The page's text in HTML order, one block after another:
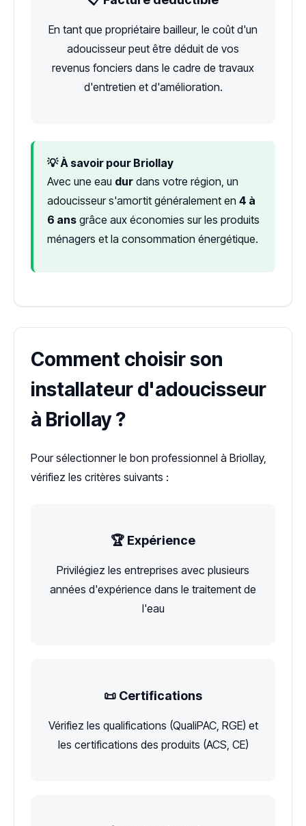
En tant que propriétaire bailleur, le coût d'un
adoucisseur peut être déduit de vos
revenus fonciers dans le cadre de travaux
d'entretien et d'amélioration.
💡 À savoir pour Briollay
Avec une eau dur dans votre région, un
adoucisseur s'amortit généralement en 4 à
6 ans grâce aux économies sur les produits
ménagers et la consommation énergétique.
Comment choisir son
installateur d'adoucisseur
à Briollay ?
Pour sélectionner le bon professionnel à Briollay,
vérifiez les critères suivants :
🏆 Expérience
Privilégiez les entreprises avec plusieurs
années d'expérience dans le traitement de
l'eau
📜 Certifications
Vérifiez les qualifications (QualiPAC, RGE) et
les certifications des produits (ACS, CE)